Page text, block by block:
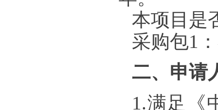
本项目是
采购包1
二、申请
1.满足《